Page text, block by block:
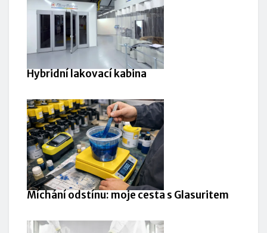
Hybridní lakovací kabina
Míchání odstínu: moje cesta s Glasuritem